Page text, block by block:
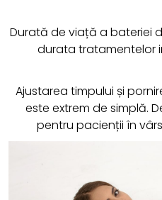
Durată de viață a bateriei
durata tratamentelor
Ajustarea timpului și
este extrem de simplă.
pentru pacienții în